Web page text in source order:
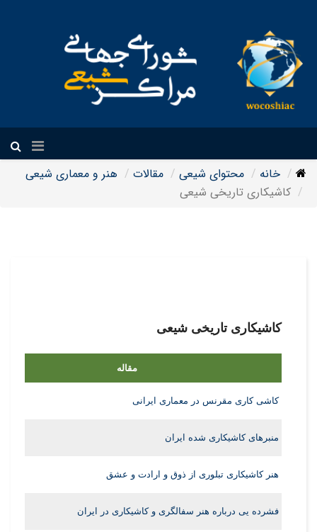
خانه محتوای شیعی مقالات
هنر و معماری شیعی
کاشیکاری تاریخی شیعی
کاشیکاری تاریخی شیعی
مقاله
کاشی کاری مقرنس در معماری ایرانی
منبرهای کاشیکاری شده ایران
هنر کاشیکاری تبلوری از ذوق و ارادت و عشق
فشرده یی درباره هنر سفالگری و کاشیکاری در ایران